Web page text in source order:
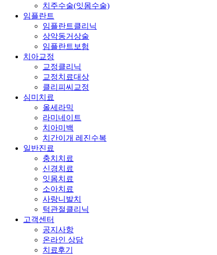
치주수술(잇몸수술)
임플란트
임플란트클리닉
상악동거상술
임플란트보험
치아교정
교정클리닉
교정치료대상
클리피씨교정
심미치료
올세라믹
라미네이트
치아미백
치간이개 레진수복
일반진료
충치치료
신경치료
잇몸치료
소아치료
사랑니발치
턱관절클리닉
고객센터
공지사항
온라인 상담
치료후기